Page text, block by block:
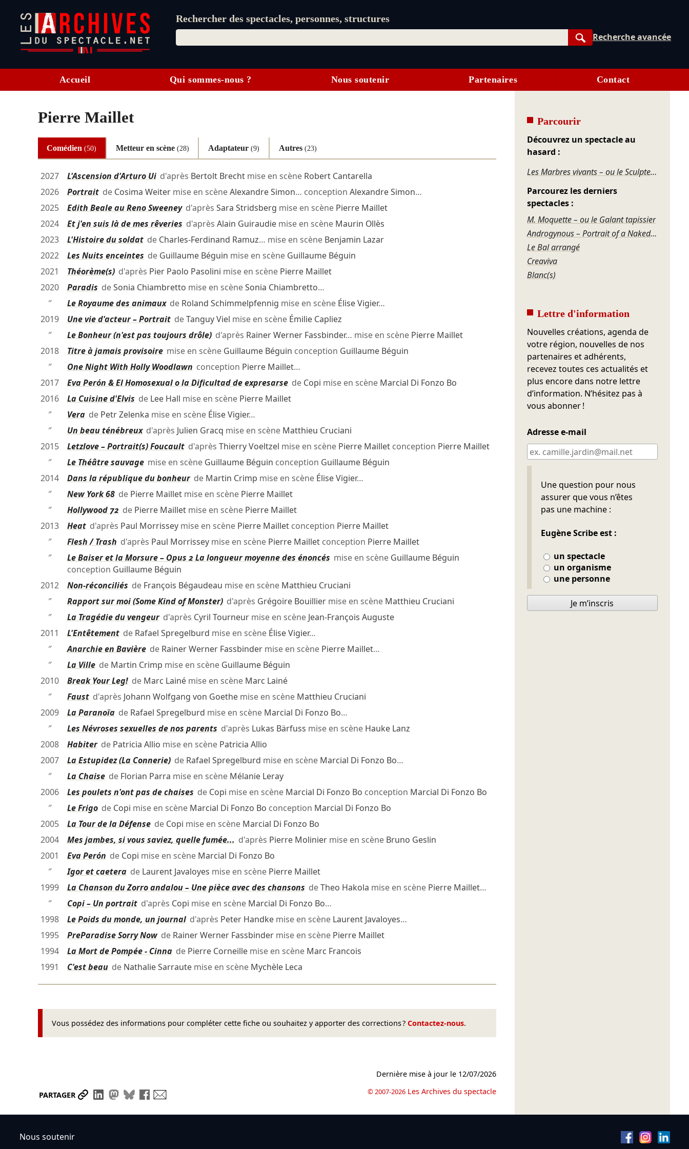
Rechercher des spectacles, personnes, structures
Rechercher
Recherche avancée
Accueil Qui sommes-nous ? Nous soutenir Partenaires Contact
Pierre Maillet
Comédien(50) Metteur en scène (28) Adaptateur(9) Autres (23)
2027 L'Ascension d'Arturo Uid'après Bertolt Brechtmise en scène Robert Cantarella
2026
Portraitde Cosima Weitermise en scèneAlexandre Simon… conception Alexandre Simon…
2025
Edith Beale au Reno Sweeneyd'après Sara Stridsberg mise en scène Pierre Maillet
2024
Et j'en suis là de mes rêveries d'après Alain Guiraudiemise en scène Maurin Ollès
2023
L'Histoire du soldatde Charles-Ferdinand Ramuz… mise en scène Benjamin Lazar
2022
Les Nuits enceintes de Guillaume Béguin mise en scène Guillaume Béguin
2021
Théorème(s)d'après Pier Paolo Pasolini mise en scène Pierre Maillet
2020
Paradis deSonia Chiambretto mise en scèneSonia Chiambretto…
″
Le Royaume des animauxde Roland Schimmelpfennig mise en scène Élise Vigier…
2019
Une vie d'acteur – PortraitdeTanguy Viel mise en scène Émilie Capliez
″
Le Bonheur (n'est pas toujours drôle)d'après Rainer Werner Fassbinder… mise en scène Pierre Maillet
2018
Titre à jamais provisoiremise en scène Guillaume Béguin conception Guillaume Béguin
″
One Night With Holly Woodlawn conception Pierre Maillet…
2017
Eva Perón & El Homosexual o la Dificultad de expresarsede Copi mise en scène Marcial Di Fonzo Bo
2016
La Cuisine d'Elvis de Lee Hall mise en scène Pierre Maillet
″
Verade Petr Zelenka mise en scène Élise Vigier…
″
Un beau ténébreuxd'après Julien Gracq mise en scène Matthieu Cruciani
2015
Letzlove – Portrait(s) Foucaultd'après Thierry Voeltzel mise en scène Pierre Mailletconception Pierre Maillet
″
Le Théâtre sauvagemise en scène Guillaume Béguin conception Guillaume Béguin
2014
Dans la république du bonheurde Martin Crimp mise en scène Élise Vigier…
″
New York 68de Pierre Mailletmise en scène Pierre Maillet
″
Hollywood 72 de Pierre Mailletmise en scène Pierre Maillet
2013
Heatd'après Paul Morrisseymise en scène Pierre Mailletconception Pierre Maillet
″
Flesh / Trash d'après Paul Morrisseymise en scène Pierre Mailletconception Pierre Maillet
″
Le Baiser et la Morsure – Opus 2 La longueur moyenne des énoncés mise en scène Guillaume Béguin
conception Guillaume Béguin
2012
Non-réconciliés de François Bégaudeau mise en scène Matthieu Cruciani
″
Rapport sur moi (Some Kind of Monster)d'après Grégoire Bouilliermise en scène Matthieu Cruciani
″
La Tragédie du vengeurd'après Cyril Tourneurmise en scène Jean-François Auguste
2011
L'Entêtementde Rafael Spregelburd mise en scène Élise Vigier…
″
Anarchie en Bavièrede Rainer Werner Fassbindermise en scène Pierre Maillet…
″
La Villede Martin Crimp mise en scène Guillaume Béguin
2010
Break Your Leg!de Marc Lainémise en scène Marc Lainé
″
Faustd'après Johann Wolfgang von Goethemise en scène Matthieu Cruciani
2009
La Paranoïade Rafael Spregelburd mise en scène Marcial Di Fonzo Bo…
″
Les Névroses sexuelles de nos parents d'après Lukas Bärfuss mise en scène Hauke Lanz
2008
Habiterde Patricia Allio mise en scène Patricia Allio
2007
La Estupidez (La Connerie)de Rafael Spregelburd mise en scène Marcial Di Fonzo Bo…
″
La Chaisede Florian Parra mise en scène Mélanie Leray
2006
Les poulets n'ont pas de chaises de Copi mise en scène Marcial Di Fonzo Bo conception Marcial Di Fonzo Bo
″
Le Frigode Copi mise en scène Marcial Di Fonzo Bo conception Marcial Di Fonzo Bo
2005
La Tour de la Défensede Copi mise en scène Marcial Di Fonzo Bo
2004
Mes jambes, si vous saviez, quelle fumée... d'après Pierre Moliniermise en scène Bruno Geslin
2001
Eva Perón de Copi mise en scène Marcial Di Fonzo Bo
″
Igor et caeterade Laurent Javaloyes mise en scène Pierre Maillet
1999
La Chanson du Zorro andalou – Une pièce avec des chansons deTheo Hakola mise en scène Pierre Maillet…
″
Copi – Un portraitd'après Copi mise en scène Marcial Di Fonzo Bo…
1998
Le Poids du monde, un journald'après Peter Handkemise en scène Laurent Javaloyes…
1995
PreParadise Sorry Nowde Rainer Werner Fassbindermise en scène Pierre Maillet
1994
La Mort de Pompée - Cinnade Pierre Corneillemise en scène Marc Francois
1991
C'est beaude Nathalie Sarrautemise en scène Mychèle Leca
Vous possédez des informations pour compléter cette fiche ou souhaitez y apporter des corrections ? Contactez-nous.
PARTAGER Partager le lien
Partager sur LinkedIn
Partager sur Mastodon
Partager sur Bluesky
Partager sur Facebook
Dernière mise à jour le 12/07/2026
© 2007-2026 Les Archives du spectacle
Parcourir
Découvrez un spectacle au
hasard :
Les Marbres vivants – ou le Sculpteur
Parcourez les derniers
spectacles :
M. Moquette – ou le Galant tapissier
Androgynous – Portrait of a Naked Dancer
Le Bal arrangé
Creaviva
Blanc(s)
Lettre d'information
Nouvelles créations, agenda de
votre région, nouvelles de nos
partenaires et adhérents,
recevez toutes ces actualités et
plus encore dans notre lettre
d’information. N’hésitez pas à
vous abonner !
Adresse e-mail
Une question pour nous
assurer que vous n’êtes
pas une machine :
Eugène Scribe est :
un spectacle
un organisme
une personne
Ne pas remplir
Je m’inscris
Nous soutenir